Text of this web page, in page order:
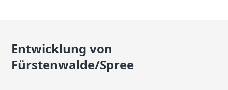
Entwicklung von
Fürstenwalde/Spree